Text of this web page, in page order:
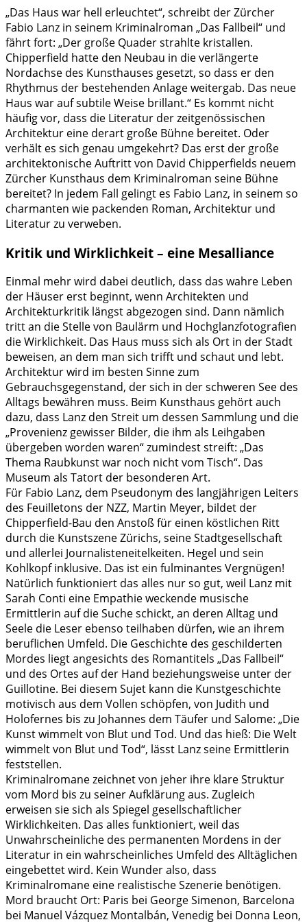
„Das Haus war hell erleuchtet“, schreibt der Zürcher
Fabio Lanz in seinem Kriminalroman „Das Fallbeil“ und
fährt fort: „Der große Quader strahlte kristallen.
Chipperfield hatte den Neubau in die verlängerte
Nordachse des Kunsthauses gesetzt, so dass er den
Rhythmus der bestehenden Anlage weitergab. Das neue
Haus war auf subtile Weise brillant.“ Es kommt nicht
häufig vor, dass die Literatur der zeitgenössischen
Architektur eine derart große Bühne bereitet. Oder
verhält es sich genau umgekehrt? Das erst der große
architektonische Auftritt von David Chipperfields neuem
Zürcher Kunsthaus dem Kriminalroman seine Bühne
bereitet? In jedem Fall gelingt es Fabio Lanz, in seinem so
charmanten wie packenden Roman, Architektur und
Literatur zu verweben.
Kritik und Wirklichkeit – eine Mesalliance
Einmal mehr wird dabei deutlich, dass das wahre Leben
der Häuser erst beginnt, wenn Architekten und
Architekturkritik längst abgezogen sind. Dann nämlich
tritt an die Stelle von Baulärm und Hochglanzfotografien
die Wirklichkeit. Das Haus muss sich als Ort in der Stadt
beweisen, an dem man sich trifft und schaut und lebt.
Architektur wird im besten Sinne zum
Gebrauchsgegenstand, der sich in der schweren See des
Alltags bewähren muss. Beim Kunsthaus gehört auch
dazu, dass Lanz den Streit um dessen Sammlung und die
„Provenienz gewisser Bilder, die ihm als Leihgaben
übergeben worden waren“ zumindest streift: „Das
Thema Raubkunst war noch nicht vom Tisch“. Das
Museum als Tatort der besonderen Art.
Für Fabio Lanz, dem Pseudonym des langjährigen Leiters
des Feuilletons der NZZ, Martin Meyer, bildet der
Chipperfield-Bau den Anstoß für einen köstlichen Ritt
durch die Kunstszene Zürichs, seine Stadtgesellschaft
und allerlei Journalisteneitelkeiten. Hegel und sein
Kohlkopf inklusive. Das ist ein fulminantes Vergnügen!
Natürlich funktioniert das alles nur so gut, weil Lanz mit
Sarah Conti eine Empathie weckende musische
Ermittlerin auf die Suche schickt, an deren Alltag und
Seele die Leser ebenso teilhaben dürfen, wie an ihrem
beruflichen Umfeld. Die Geschichte des geschilderten
Mordes liegt angesichts des Romantitels „Das Fallbeil“
und des Ortes auf der Hand beziehungsweise unter der
Guillotine. Bei diesem Sujet kann die Kunstgeschichte
motivisch aus dem Vollen schöpfen, von Judith und
Holofernes bis zu Johannes dem Täufer und Salome: „Die
Kunst wimmelt von Blut und Tod. Und das hieß: Die Welt
wimmelt von Blut und Tod“, lässt Lanz seine Ermittlerin
feststellen.
Kriminalromane zeichnet von jeher ihre klare Struktur
vom Mord bis zu seiner Aufklärung aus. Zugleich
erweisen sie sich als Spiegel gesellschaftlicher
Wirklichkeiten. Das alles funktioniert, weil das
Unwahrscheinliche des permanenten Mordens in der
Literatur in ein wahrscheinliches Umfeld des Alltäglichen
eingebettet wird. Kein Wunder also, dass
Kriminalromane eine realistische Szenerie benötigen.
Mord braucht Ort: Paris bei George Simenon, Barcelona
bei Manuel Vázquez Montalbán, Venedig bei Donna Leon,